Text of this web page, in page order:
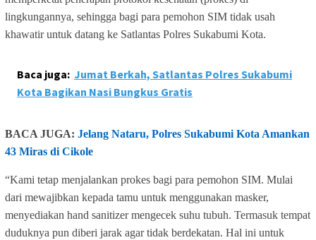
lingkungannya, sehingga bagi para pemohon SIM tidak usah
khawatir untuk datang ke Satlantas Polres Sukabumi Kota.
Baca juga: Jumat Berkah, Satlantas Polres Sukabumi
Kota Bagikan Nasi Bungkus Gratis
BACA JUGA: Jelang Nataru, Polres Sukabumi Kota Amankan
43 Miras di Cikole
“Kami tetap menjalankan prokes bagi para pemohon SIM. Mulai
dari mewajibkan kepada tamu untuk menggunakan masker,
menyediakan hand sanitizer mengecek suhu tubuh. Termasuk tempat
duduknya pun diberi jarak agar tidak berdekatan. Hal ini untuk